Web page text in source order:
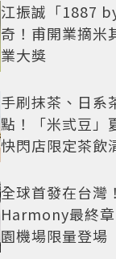
江振誠「1887
奇！甫開業摘米
業大獎
手刷抹茶、日系
點！「米弎豆」
快閃店限定茶飲
全球首發在台灣
Harmony最終
園機場限量登場